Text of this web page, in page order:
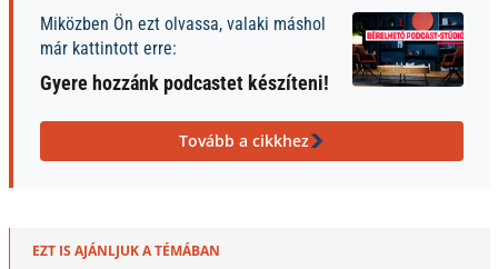
Miközben Ön ezt olvassa, valaki máshol
már kattintott erre:
Gyere hozzánk podcastet készíteni!
Tovább a cikkhez
EZT IS AJÁNLJUK A TÉMÁBAN